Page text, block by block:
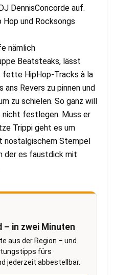
DennisConcorde auf.
und Rocksongs
nämlich
Beatsteaks, lässt
fette HipHop-Tracks à la
ans Revers zu pinnen und
zu schielen. So ganz will
nicht festlegen. Muss er
Trippi geht es um
nostalgischem Stempel
der es faustdick mit
– in zwei Minuten
aus der Region – und
fürs
jederzeit abbestellbar.